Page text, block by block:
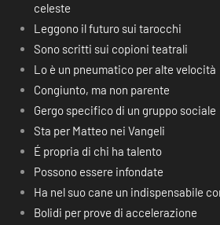
celeste
Leggono il futuro sui tarocchi
Sono scritti sui copioni teatrali
Lo è un pneumatico per alte velocità
Congiunto, ma non parente
Gergo specifico di un gruppo sociale
Sta per Matteo nei Vangeli
É propria di chi ha talento
Possono essere infondate
Ha nel suo cane un indispensabile
Bolidi per prove di accelerazione